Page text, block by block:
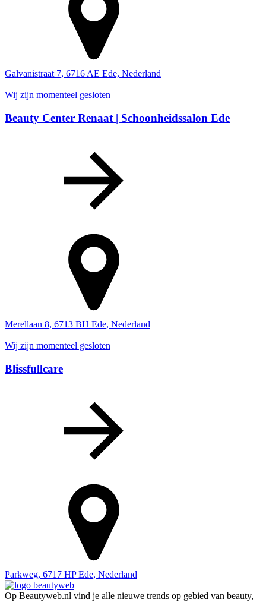
Galvanistraat 7, 6716 AE Ede, Nederland
Wij zijn momenteel gesloten
Beauty Center Renaat | Schoonheidssalon Ede
Merellaan 8, 6713 BH Ede, Nederland
Wij zijn momenteel gesloten
Blissfullcare
Parkweg, 6717 HP Ede, Nederland
Op Beautyweb.nl vind je alle nieuwe trends op gebied van beauty,